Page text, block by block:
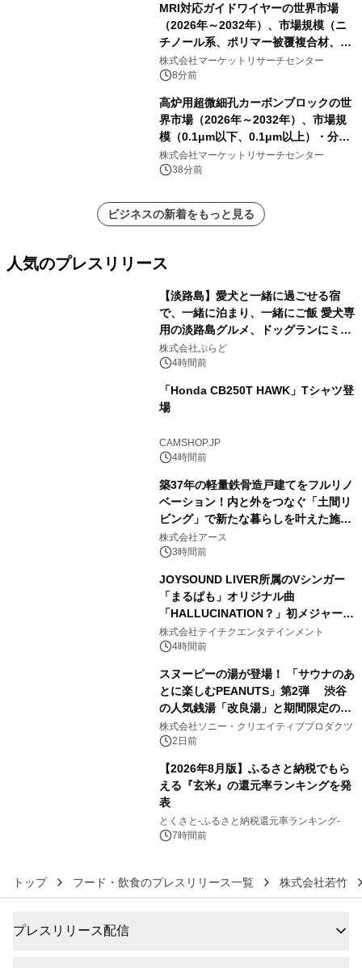
MRI対応ガイドワイヤーの世界市場
（2026年～2032年）、市場規模（ニ
チノール系、ポリマー被覆複合材、そ
の他）・分析レポートを発表
株式会社マーケットリサーチセンター
8分前
高炉用超微細孔カーボンブロックの世
界市場（2026年～2032年）、市場規
模（0.1μm以下、0.1μm以上）・分析
レポートを発表
株式会社マーケットリサーチセンター
38分前
ビジネスの新着をもっと見る
人気のプレスリリース
【淡路島】愛犬と一緒に過ごせる宿
で、一緒に泊まり、一緒にご飯 愛犬専
用の淡路島グルメ、ドッグランにミニ
プール グランピングとトレーラーハウ
スの2施設で
株式会社ぷらど
4時間前
「Honda CB250T HAWK」Tシャツ登
場
CAMSHOP.JP
4時間前
築37年の軽量鉄骨造戸建てをフルリノ
ベーション！内と外をつなぐ「土間リ
ビング」で新たな暮らしを叶えた施工
事例を株式会社アースが公開
株式会社アース
3時間前
JOYSOUND LIVER所属のVシンガー
「まるぱも」オリジナル曲
「HALLUCINATION？」初メジャー配
信リリース決定！
株式会社テイチクエンタテインメント
4時間前
スヌーピーの湯が登場！ 「サウナのあ
とに楽しむPEANUTS」第2弾 渋谷
の人気銭湯「改良湯」と期間限定のコ
ラボレーション サウナイキタイコラ
ボグッズも発売決定！
株式会社ソニー・クリエイティブプロダクツ
2日前
【2026年8月版】ふるさと納税でもら
える『玄米』の還元率ランキングを発
表
とくさと-ふるさと納税還元率ランキング-
7時間前
トップ フード・飲食のプレスリリース一覧 株式会社若竹
プレスリリース配信